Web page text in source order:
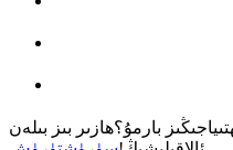
بارمۇ؟ھازىر بىز بىلەن